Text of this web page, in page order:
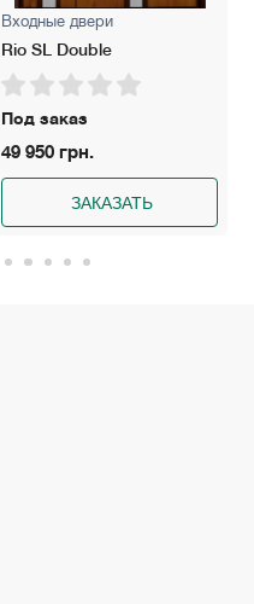
Входные двери
Rio SL Double
Под заказ
49 950 грн.
ЗАКАЗАТЬ